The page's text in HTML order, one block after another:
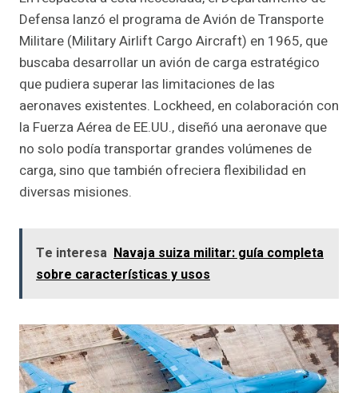
Defensa lanzó el programa de Avión de Transporte
Militare (Military Airlift Cargo Aircraft) en 1965, que
buscaba desarrollar un avión de carga estratégico
que pudiera superar las limitaciones de las
aeronaves existentes. Lockheed, en colaboración con
la Fuerza Aérea de EE.UU., diseñó una aeronave que
no solo podía transportar grandes volúmenes de
carga, sino que también ofreciera flexibilidad en
diversas misiones.
Te interesa Navaja suiza militar: guía completa
sobre características y usos